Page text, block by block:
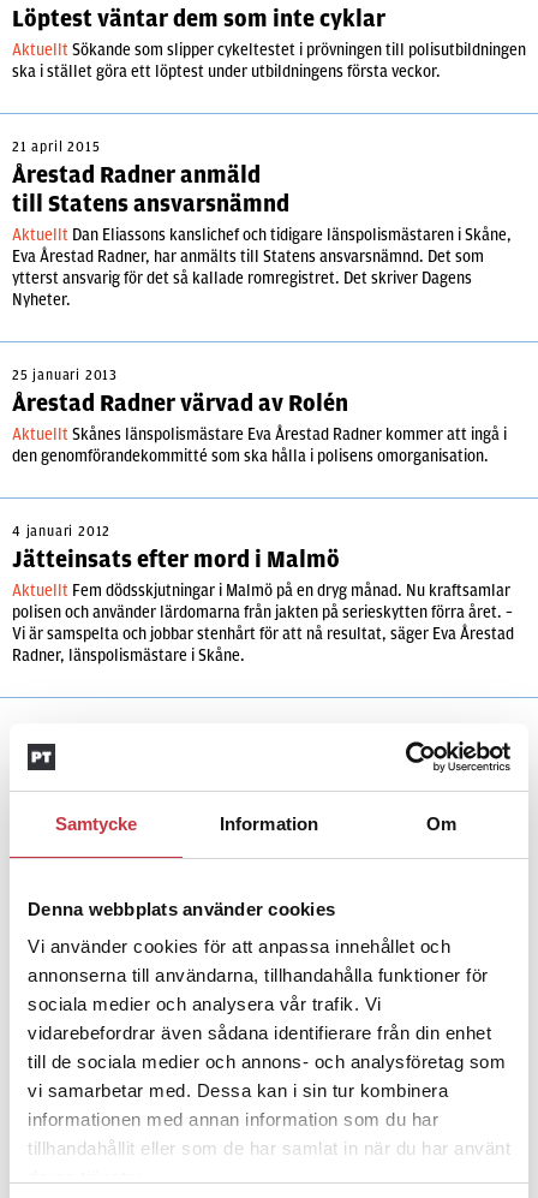
Samtycke Information Om
Denna webbplats använder cookies
Vi använder cookies för att anpassa innehållet och
annonserna till användarna, tillhandahålla funktioner för
sociala medier och analysera vår trafik. Vi
vidarebefordrar även sådana identifierare från din enhet
till de sociala medier och annons- och analysföretag som
vi samarbetar med. Dessa kan i sin tur kombinera
informationen med annan information som du har
tillhandahållit eller som de har samlat in när du har använt
Löptest väntar dem som inte cyklar
Aktuellt Sökande som slipper cykeltestet i prövningen till polisutbildningen
ska i stället göra ett löptest under utbildningens första veckor.
21 april 2015
Årestad Radner anmäld
till Statens ansvarsnämnd
Aktuellt Dan Eliassons kanslichef och tidigare länspolismästaren i Skåne,
Eva Årestad Radner, har anmälts till Statens ansvarsnämnd. Det som
ytterst ansvarig för det så kallade romregistret. Det skriver Dagens
Nyheter.
25 januari 2013
Årestad Radner värvad av Rolén
Aktuellt Skånes länspolismästare Eva Årestad Radner kommer att ingå i
den genomförandekommitté som ska hålla i polisens omorganisation.
4 januari 2012
Jätteinsats efter mord i Malmö
Aktuellt Fem dödsskjutningar i Malmö på en dryg månad. Nu kraftsamlar
polisen och använder lärdomarna från jakten på serieskytten förra året. –
Vi är samspelta och jobbar stenhårt för att nå resultat, säger Eva Årestad
Radner, länspolismästare i Skåne.
Andra läser
kronor
4 juni 2026
Insändare:Miljoner i sjön –
polisaspiranter underkänns på
godtyckliga grunder